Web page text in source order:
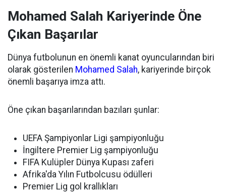
Mohamed Salah Kariyerinde Öne
Çıkan Başarılar
Dünya futbolunun en önemli kanat oyuncularından biri
olarak gösterilen Mohamed Salah, kariyerinde birçok
önemli başarıya imza attı.
Öne çıkan başarılarından bazıları şunlar:
UEFA Şampiyonlar Ligi şampiyonluğu
İngiltere Premier Lig şampiyonluğu
FIFA Kulüpler Dünya Kupası zaferi
Afrika'da Yılın Futbolcusu ödülleri
Premier Lig gol krallıkları